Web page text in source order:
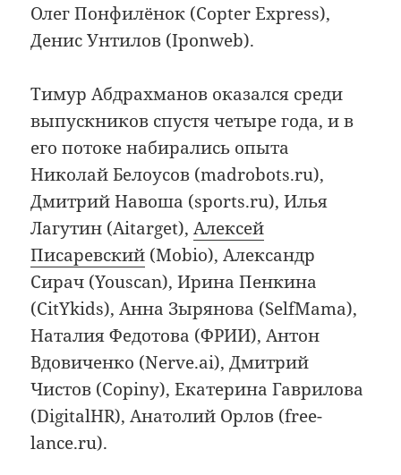
Олег Понфилёнок (Copter Express),
Денис Унтилов (Iponweb).
Тимур Абдрахманов оказался среди
выпускников спустя четыре года, и в
его потоке набирались опыта
Николай Белоусов (madrobots.ru),
Дмитрий Навоша (sports.ru), Илья
Лагутин (Aitarget),Алексей
Писаревский (Mobio), Александр
Сирач (Youscan), Ирина Пенкина
(CitYkids), Анна Зырянова (SelfMama),
Наталия Федотова (ФРИИ), Антон
Вдовиченко (Nerve.ai), Дмитрий
Чистов (Copiny), Екатерина Гаврилова
(DigitalHR), Анатолий Орлов (free-
lance.ru).